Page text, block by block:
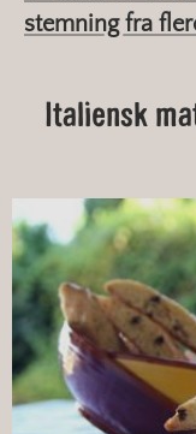
stemning fra
Italiensk